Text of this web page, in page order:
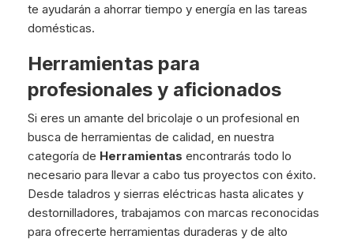
te ayudarán a ahorrar tiempo y energía en las tareas
domésticas.
Herramientas para
profesionales y aficionados
Si eres un amante del bricolaje o un profesional en
busca de herramientas de calidad, en nuestra
categoría de Herramientas encontrarás todo lo
necesario para llevar a cabo tus proyectos con éxito.
Desde taladros y sierras eléctricas hasta alicates y
destornilladores, trabajamos con marcas reconocidas
para ofrecerte herramientas duraderas y de alto